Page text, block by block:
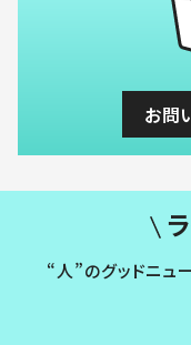
お問
“人”のグッドニュ